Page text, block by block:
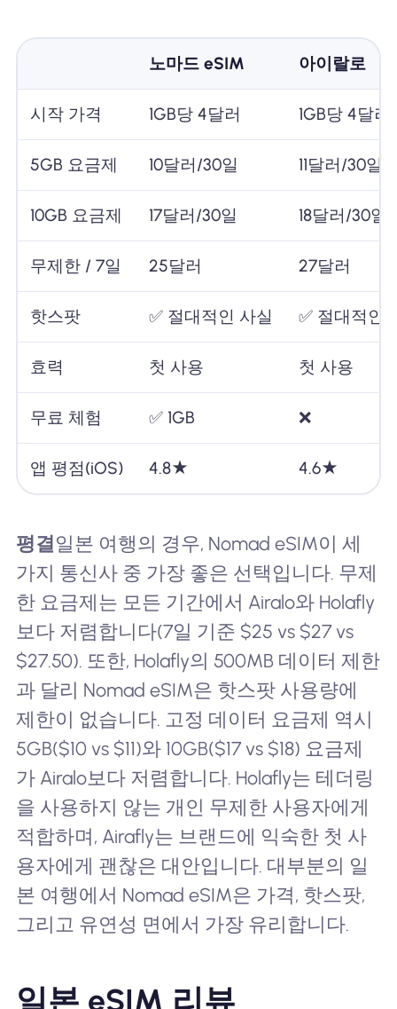
노마드 eSIM 아이랄로
시작 가격 1GB당 4달러 1GB당 4달러
5GB 요금제 10달러/30일 11달러/30일
10GB 요금제 17달러/30일 18달러/30일
무제한 / 7일 25달러 27달러
핫스팟 ✅ 절대적인 사실 ✅ 절대적인
효력 첫 사용 첫 사용
무료 체험 ✅ 1GB ❌
앱 평점(iOS) 4.8★ 4.6★
평결 일본 여행의 경우, Nomad eSIM이 세
가지 통신사 중 가장 좋은 선택입니다. 무제
한 요금제는 모든 기간에서 Airalo와 Holafly
보다 저렴합니다(7일 기준 $25 vs $27 vs
$27.50). 또한, Holafly의 500MB 데이터 제한
과 달리 Nomad eSIM은 핫스팟 사용량에
제한이 없습니다. 고정 데이터 요금제 역시
5GB($10 vs $11)와 10GB($17 vs $18) 요금제
가 Airalo보다 저렴합니다. Holafly는 테더링
을 사용하지 않는 개인 무제한 사용자에게
적합하며, Airafly는 브랜드에 익숙한 첫 사
용자에게 괜찮은 대안입니다. 대부분의 일
본 여행에서 Nomad eSIM은 가격, 핫스팟,
그리고 유연성 면에서 가장 유리합니다.
일본 eSIM 리뷰